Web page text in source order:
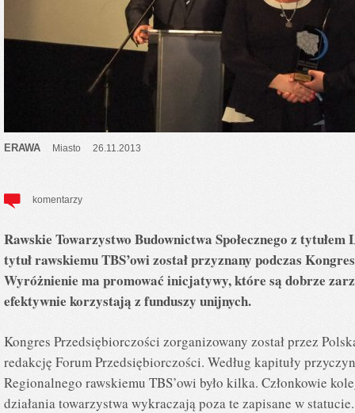
ERAWA Miasto 26.11.2013
komentarzy
Rawskie Towarzystwo Budownictwa Społecznego z
tytuł rawskiemu TBS’owi został przyznany podczas
Wyróżnienie ma promować inicjatywy, które są dobrze
efektywnie korzystają z funduszy unijnych.
Kongres Przedsiębiorczości zorganizowany został przez
redakcję Forum Przedsiębiorczości. Według kapituły
Regionalnego rawskiemu TBS’owi było kilka. Członkowie
działania towarzystwa wykraczają poza te zapisane w